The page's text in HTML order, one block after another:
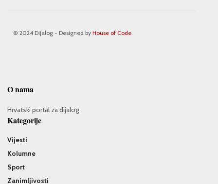
© 2024 Dijalog - Designed by House of Code
O nama
Hrvatski portal za dijalog
Kategorije
Vijesti
Kolumne
Sport
Zanimljivosti